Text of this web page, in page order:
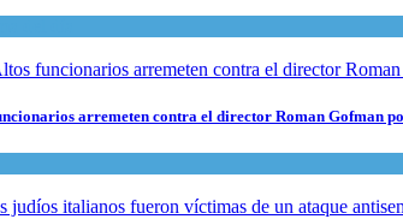
arremeten contra el director Roman Gofman